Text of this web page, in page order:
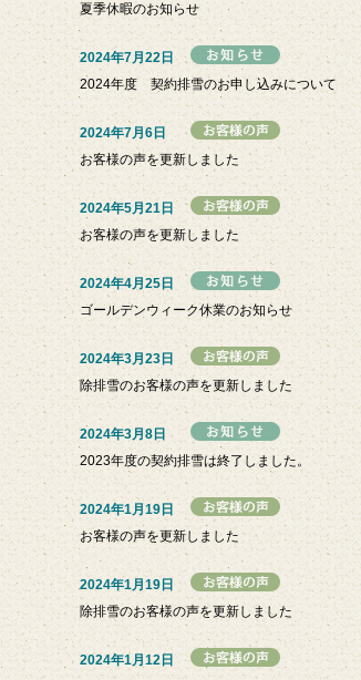
夏季休暇のお知らせ
2024年7月22日
2024年度 契約排雪のお申し込みについて
2024年7月6日
お客様の声を更新しました
2024年5月21日
お客様の声を更新しました
2024年4月25日
ゴールデンウィーク休業のお知らせ
2024年3月23日
除排雪のお客様の声を更新しました
2024年3月8日
2023年度の契約排雪は終了しました。
2024年1月19日
お客様の声を更新しました
2024年1月19日
除排雪のお客様の声を更新しました
2024年1月12日